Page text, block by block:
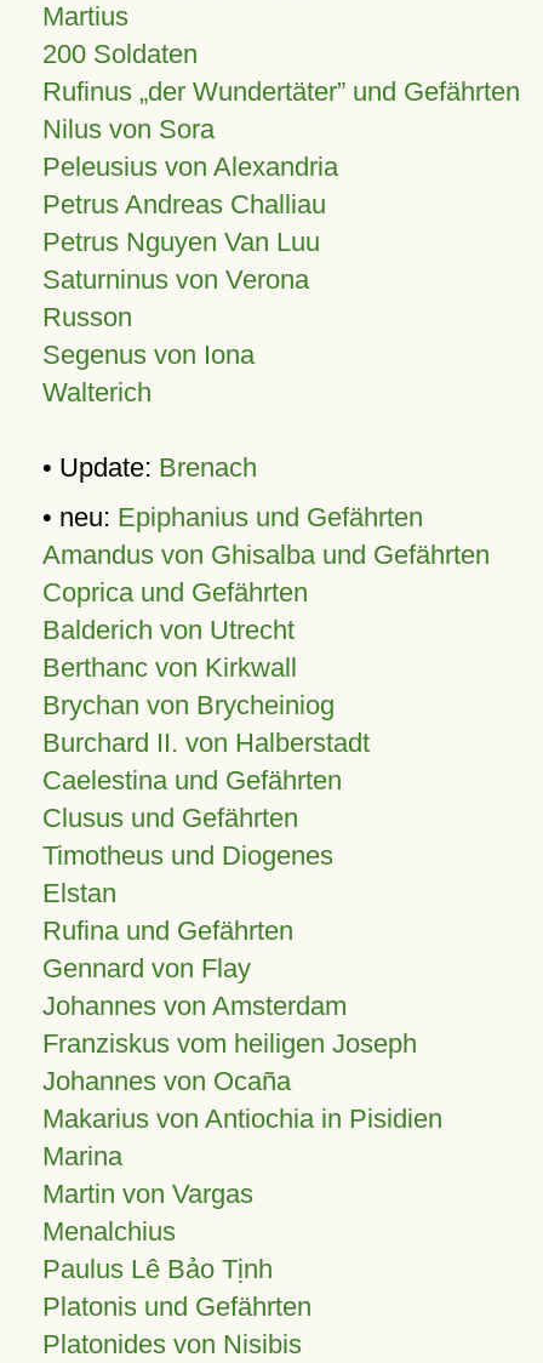
Martius
200 Soldaten
Rufinus „der Wundertäter” und Gefährten
Nilus von Sora
Peleusius von Alexandria
Petrus Andreas Challiau
Petrus Nguyen Van Luu
Saturninus von Verona
Russon
Segenus von Iona
Walterich
• Update: Brenach
• neu: Epiphanius und Gefährten
Amandus von Ghisalba und Gefährten
Coprica und Gefährten
Balderich von Utrecht
Berthanc von Kirkwall
Brychan von Brycheiniog
Burchard II. von Halberstadt
Caelestina und Gefährten
Clusus und Gefährten
Timotheus und Diogenes
Elstan
Rufina und Gefährten
Gennard von Flay
Johannes von Amsterdam
Franziskus vom heiligen Joseph
Johannes von Ocaña
Makarius von Antiochia in Pisidien
Marina
Martin von Vargas
Menalchius
Paulus Lê Bảo Tịnh
Platonis und Gefährten
Platonides von Nisibis